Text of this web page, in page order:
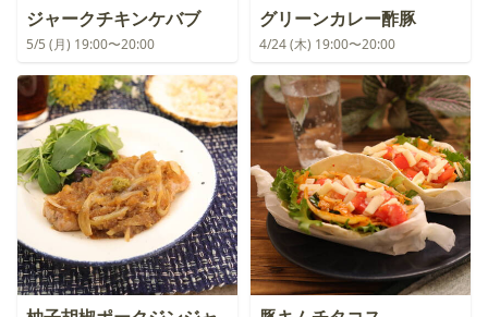
ジャークチキンケバブ
5/5 (月) 19:00〜20:00
グリーンカレー酢豚
4/24 (木) 19:00〜20:00